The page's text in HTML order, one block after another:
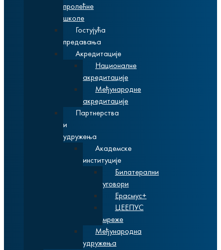
пролећне
школе
Гостујућа
предавања
Акредитације
Националне
акредитације
Међународне
акредитације
Партнерства
и
удружења
Академске
институције
Билатерални
уговори
Ерасмус+
ЦЕЕПУС
мреже
Међународна
удружења